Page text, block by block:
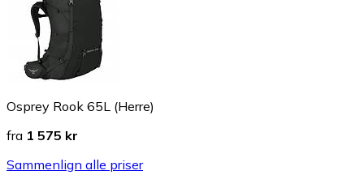
Osprey Rook 65L (Herre)
fra 1 575 kr
Sammenlign alle priser